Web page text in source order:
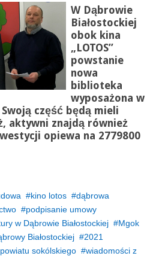
W Dąbrowie
Białostockiej
obok kina
„LOTOS”
powstanie
nowa
biblioteka
wyposażona w
część będą mieli
aktywni znajdą również
opiewa na 2779800
kino lotos
dąbrowa
podpisanie umowy
w Dąbrowie Białostockiej
Mgok
Białostockiej
2021
sokólskiego
wiadomości z